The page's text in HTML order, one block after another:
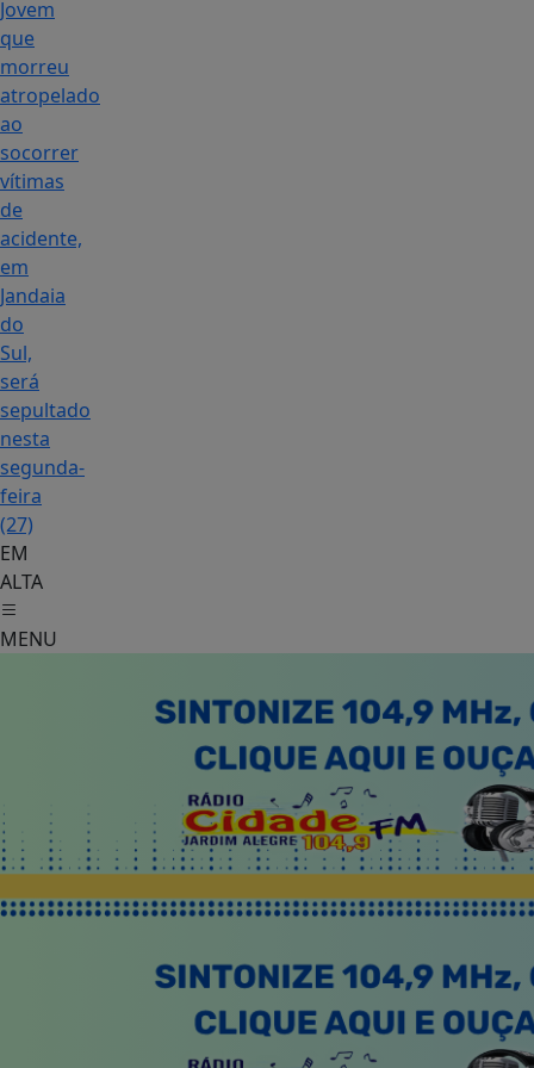
Jovem
que
morreu
atropelado
ao
socorrer
vítimas
de
acidente,
em
Jandaia
do
Sul,
será
sepultado
nesta
segunda-
feira
(27)
EM
ALTA
MENU